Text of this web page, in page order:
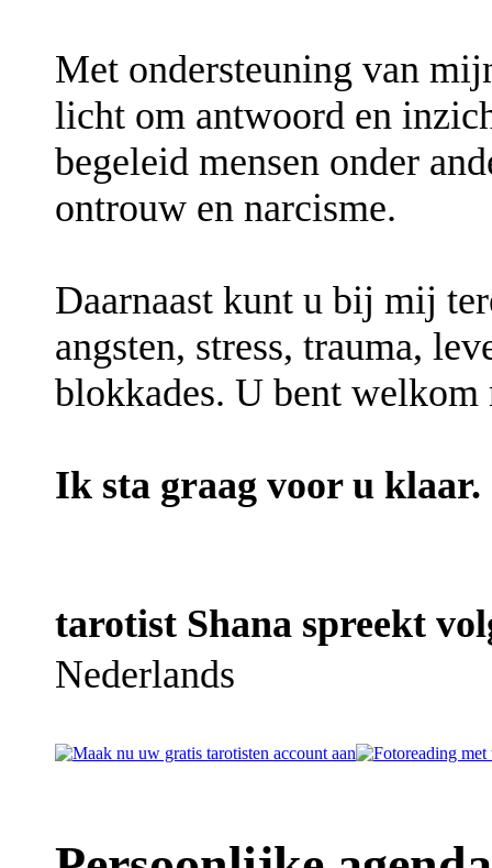
Met ondersteuning van
licht om antwoord en
begeleid mensen onder
ontrouw en narcisme.
Daarnaast kunt u bij mij
angsten, stress, trauma,
blokkades. U bent welkom
Ik sta graag voor u klaar.
tarotist Shana spreekt
Nederlands